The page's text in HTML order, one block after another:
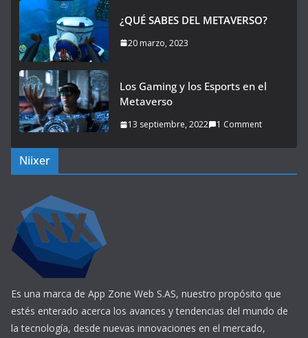
¿QUÉ SABES DEL METAVERSO?
20 marzo, 2023
Los Gaming y los Esports en el
Metaverso
13 septiembre, 2022 1 Comment
Niixer
Es una marca de App Zone Web S.AS, nuestro propósito que
estés enterado acerca los avances y tendencias del mundo de
la tecnología, desde nuevas innovaciones en el mercado,